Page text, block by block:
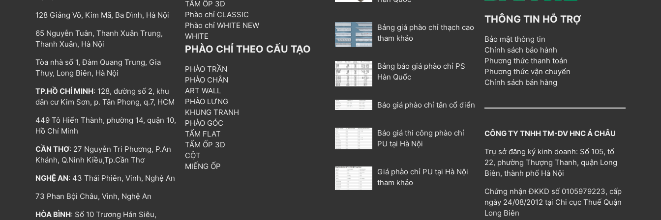
128 Giảng Võ, Kim Mã, Ba Đình, Hà Nội
65 Nguyễn Tuân, Thanh Xuân Trung,
Thanh Xuân, Hà Nội
Tòa nhà số 1, Đàm Quang Trung, Gia
Thụy, Long Biên, Hà Nội
TP.HỒ CHÍ MINH: 128, đường số 2, khu
dân cư Kim Sơn, p. Tân Phong, q.7, HCM
449 Tô Hiến Thành, phường 14, quận 10,
Hồ Chí Minh
CẦN THƠ: 27 Nguyễn Tri Phương, P.An
Khánh, Q.Ninh Kiều,Tp.Cần Thơ
NGHỆ AN: 43 Thái Phiên, Vinh, Nghệ An
73 Phan Bội Châu, Vinh, Nghệ An
HÒA BÌNH: Số 10 Trương Hán Siêu,
TẤM ỐP 3D
Phào chỉ CLASSIC
Phào chỉ WHITE NEW
WHITE
PHÀO CHỈ THEO CẤU TẠO
PHÀO TRẦN
PHÀO CHÂN
ART WALL
PHÀO LƯNG
KHUNG TRANH
PHÀO GÓC
TẤM FLAT
TẤM ỐP 3D
CỘT
MIẾNG ỐP
Bảng giá phào chỉ thạch cao
tham khảo
Bảng báo giá phào chỉ PS
Hàn Quốc
Báo giá phào chỉ tân cổ điển
Báo giá thi công phào chỉ
PU tại Hà Nội
Giá phào chỉ PU tại Hà Nội
tham khảo
THÔNG TIN HỖ TRỢ
Bảo mật thông tin
Chính sách bảo hành
Phương thức thanh toán
Phương thức vận chuyển
Chính sách bán hàng
CÔNG TY TNHH TM-DV HNC Á CHÂU
Trụ sở đăng ký kinh doanh: Số 105, tổ
22, phường Thượng Thanh, quận Long
Biên, thành phố Hà Nội
Chứng nhận ĐKKD số 0105979223, cấp
ngày 24/08/2012 tại Chi cục Thuế Quận
Long Biên